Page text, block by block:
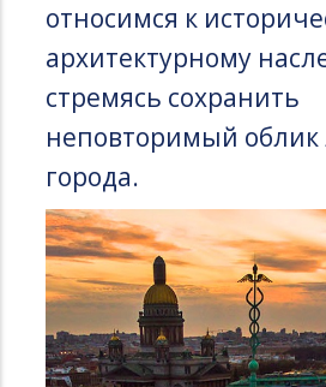
относимся к
архитектурному
стремясь сохранить
неповторимый
города.